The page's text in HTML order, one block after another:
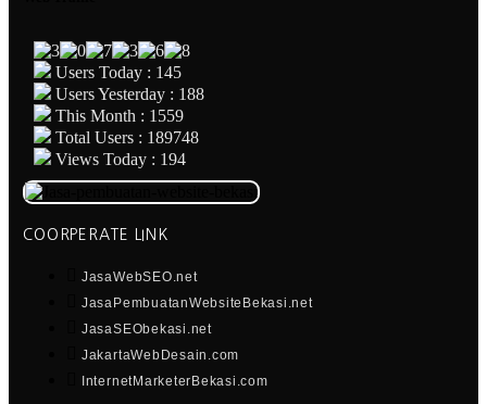
Users Today : 145
Users Yesterday : 188
This Month : 1559
Total Users : 189748
Views Today : 194
COORPERATE LINK
JasaWebSEO.net
JasaPembuatanWebsiteBekasi.net
JasaSEObekasi.net
JakartaWebDesain.com
InternetMarketerBekasi.com